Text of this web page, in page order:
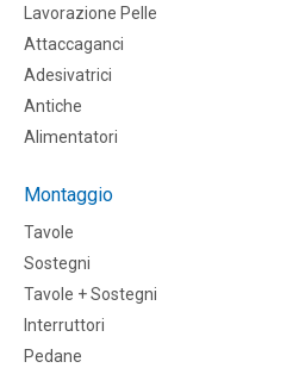
Lavorazione Pelle
Attaccaganci
Adesivatrici
Antiche
Alimentatori
Montaggio
Tavole
Sostegni
Tavole + Sostegni
Interruttori
Pedane